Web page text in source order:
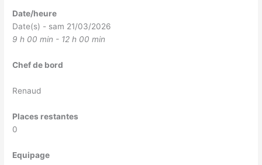
Date/heure
Date(s) - sam 21/03/2026
9 h 00 min - 12 h 00 min
Chef de bord
Renaud
Places restantes
0
Equipage